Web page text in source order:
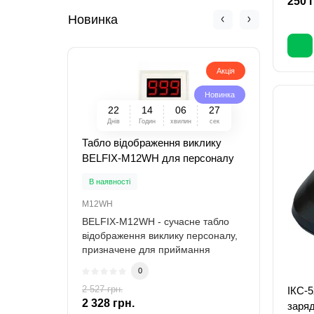
Новинка
Акція
Новинка
22
Днів
14
Годин
06
хвилин
26
сек
Табло відображення виклику
BELFIX-M12WH для персоналу
В наявності
M12WH
BELFIX-M12WH - сучасне табло
відображення виклику персоналу,
призначене для приймання
0
2 527 грн.
2 328 грн.
В
P12BK
2
ІКС-